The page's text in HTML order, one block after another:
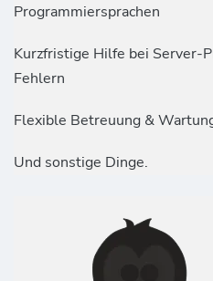
Programmiersprachen
Kurzfristige Hilfe bei Server-
Fehlern
Flexible Betreuung &
Und sonstige Dinge.